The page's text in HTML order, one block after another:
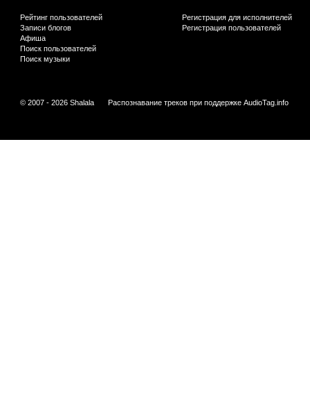
Рейтинг пользователей
Записи блогов
Афиша
Поиск пользователей
Поиск музыки
Регистрация для исполнителей
Регистрация пользователей
© 2007 - 2026 Shalala Распознавание треков при поддержке AudioTag.info